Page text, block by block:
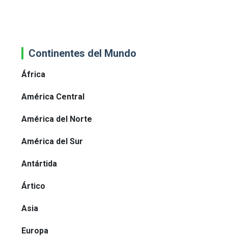
Continentes del Mundo
África
América Central
América del Norte
América del Sur
Antártida
Ártico
Asia
Europa